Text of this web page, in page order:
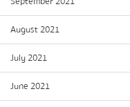
August 2021
July 2021
June 2021